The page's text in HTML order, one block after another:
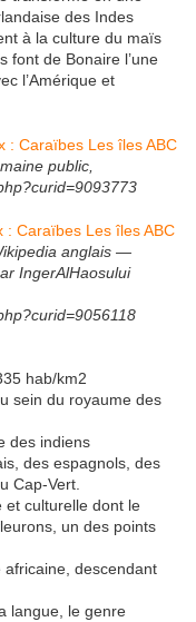
des Indes
à la culture du maïs
font de Bonaire l’une
l’Amérique et
public,
anglais —
IngerAlHaosului
hab/km2
sein du royaume des
des indiens
des espagnols, des
Cap-Vert.
et culturelle dont le
un des points
africaine, descendant
langue, le genre